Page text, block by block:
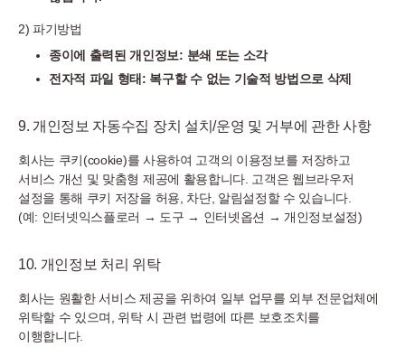
2) 파기방법
종이에 출력된 개인정보: 분쇄 또는 소각
전자적 파일 형태: 복구할 수 없는 기술적 방법으로 삭제
9. 개인정보 자동수집 장치 설치/운영 및 거부에 관한 사항
회사는 쿠키(cookie)를 사용하여 고객의 이용정보를 저장하고
서비스 개선 및 맞춤형 제공에 활용합니다. 고객은 웹브라우저
설정을 통해 쿠키 저장을 허용, 차단, 알림설정할 수 있습니다.
(예: 인터넷익스플로러 → 도구 → 인터넷옵션 → 개인정보설정)
10. 개인정보 처리 위탁
회사는 원활한 서비스 제공을 위하여 일부 업무를 외부 전문업체에
위탁할 수 있으며, 위탁 시 관련 법령에 따른 보호조치를
이행합니다.